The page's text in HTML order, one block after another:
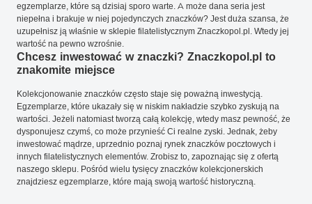
egzemplarze, które są dzisiaj sporo warte. A może dana seria jest
niepełna i brakuje w niej pojedynczych znaczków? Jest duża szansa, że
uzupełnisz ją właśnie w sklepie filatelistycznym Znaczkopol.pl. Wtedy jej
wartość na pewno wzrośnie.
Chcesz inwestować w znaczki? Znaczkopol.pl to
znakomite miejsce
Kolekcjonowanie znaczków często staje się poważną inwestycją.
Egzemplarze, które ukazały się w niskim nakładzie szybko zyskują na
wartości. Jeżeli natomiast tworzą całą kolekcję, wtedy masz pewność, że
dysponujesz czymś, co może przynieść Ci realne zyski. Jednak, żeby
inwestować mądrze, uprzednio poznaj rynek znaczków pocztowych i
innych filatelistycznych elementów. Zrobisz to, zapoznając się z ofertą
naszego sklepu. Pośród wielu tysięcy znaczków kolekcjonerskich
znajdziesz egzemplarze, które mają swoją wartość historyczną.